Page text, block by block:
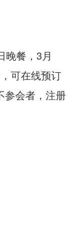
晚餐，3月
可在线预订
参会者，注册